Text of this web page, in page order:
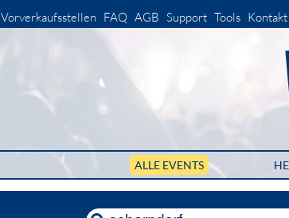
Vorverkaufsstellen FAQ AGB Support Tools Kontakt
ALLE EVENTS